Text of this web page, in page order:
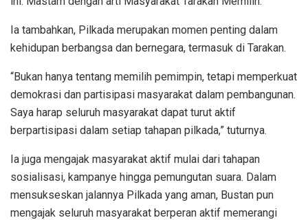
Ia tambahkan, Pilkada merupakan momen penting dalam
kehidupan berbangsa dan bernegara, termasuk di Tarakan.
“Bukan hanya tentang memilih pemimpin, tetapi memperkuat
demokrasi dan partisipasi masyarakat dalam pembangunan.
Saya harap seluruh masyarakat dapat turut aktif
berpartisipasi dalam setiap tahapan pilkada,” tuturnya.
Ia juga mengajak masyarakat aktif mulai dari tahapan
sosialisasi, kampanye hingga pemungutan suara. Dalam
mensukseskan jalannya Pilkada yang aman, Bustan pun
mengajak seluruh masyarakat berperan aktif memerangi